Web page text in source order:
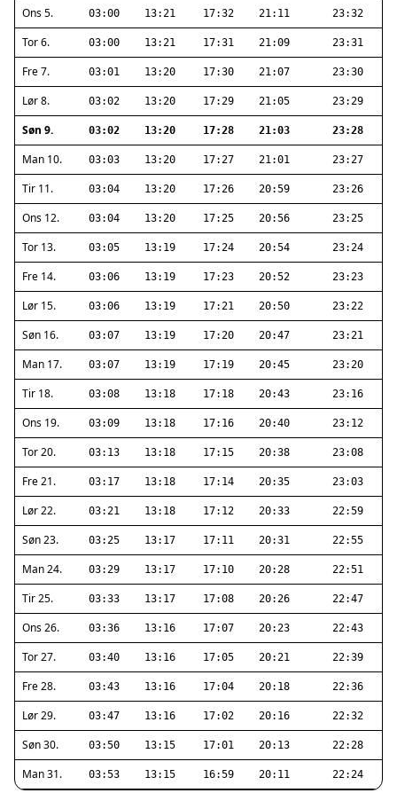
Ons 5. 03:00 13:21 17:32 21:11 23:32
Tor 6. 03:00 13:21 17:31 21:09 23:31
Fre 7. 03:01 13:20 17:30 21:07 23:30
Lør 8. 03:02 13:20 17:29 21:05 23:29
Søn 9. 03:02 13:20 17:28 21:03 23:28
Man 10. 03:03 13:20 17:27 21:01 23:27
Tir 11. 03:04 13:20 17:26 20:59 23:26
Ons 12. 03:04 13:20 17:25 20:56 23:25
Tor 13. 03:05 13:19 17:24 20:54 23:24
Fre 14. 03:06 13:19 17:23 20:52 23:23
Lør 15. 03:06 13:19 17:21 20:50 23:22
Søn 16. 03:07 13:19 17:20 20:47 23:21
Man 17. 03:07 13:19 17:19 20:45 23:20
Tir 18. 03:08 13:18 17:18 20:43 23:16
Ons 19. 03:09 13:18 17:16 20:40 23:12
Tor 20. 03:13 13:18 17:15 20:38 23:08
Fre 21. 03:17 13:18 17:14 20:35 23:03
Lør 22. 03:21 13:18 17:12 20:33 22:59
Søn 23. 03:25 13:17 17:11 20:31 22:55
Man 24. 03:29 13:17 17:10 20:28 22:51
Tir 25. 03:33 13:17 17:08 20:26 22:47
Ons 26. 03:36 13:16 17:07 20:23 22:43
Tor 27. 03:40 13:16 17:05 20:21 22:39
Fre 28. 03:43 13:16 17:04 20:18 22:36
Lør 29. 03:47 13:16 17:02 20:16 22:32
Søn 30. 03:50 13:15 17:01 20:13 22:28
Man 31. 03:53 13:15 16:59 20:11 22:24